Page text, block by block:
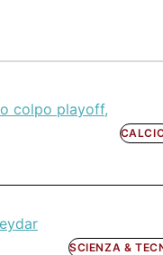
colpo playoff,
SCIENZA &